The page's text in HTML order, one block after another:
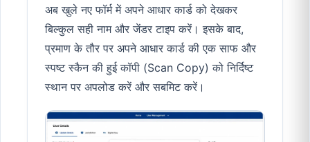
अब खुले नए फॉर्म में अपने आधार कार्ड को देखकर
बिल्कुल सही नाम और जेंडर टाइप करें। इसके बाद,
प्रमाण के तौर पर अपने आधार कार्ड की एक साफ और
स्पष्ट स्कैन की हुई कॉपी (Scan Copy) को निर्दिष्ट
स्थान पर अपलोड करें और सबमिट करें।